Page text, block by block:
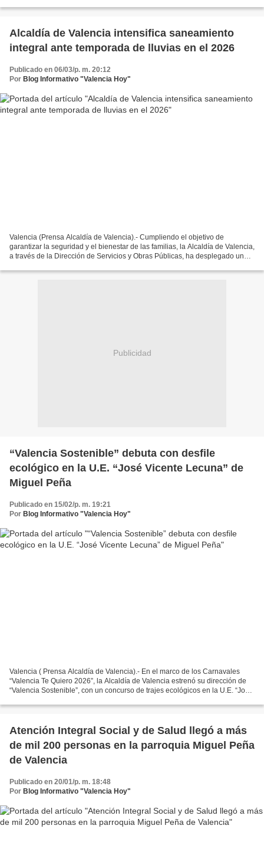
Alcaldía de Valencia intensifica saneamiento
integral ante temporada de lluvias en el 2026
Publicado en 06/03/p. m. 20:12
Por Blog Informativo "Valencia Hoy"
Valencia (Prensa Alcaldía de Valencia).- Cumpliendo el objetivo de
garantizar la seguridad y el bienestar de las familias, la Alcaldía de Valencia,
a través de la Dirección de Servicios y Obras Públicas, ha desplegado una
Publicidad
“Valencia Sostenible” debuta con desfile
ecológico en la U.E. “José Vicente Lecuna” de
Miguel Peña
Publicado en 15/02/p. m. 19:21
Por Blog Informativo "Valencia Hoy"
Valencia ( Prensa Alcaldía de Valencia).- En el marco de los Carnavales
“Valencia Te Quiero 2026”, la Alcaldía de Valencia estrenó su dirección de
“Valencia Sostenible”, con un concurso de trajes ecológicos en la U.E. “José
Atención Integral Social y de Salud llegó a más
de mil 200 personas en la parroquia Miguel Peña
de Valencia
Publicado en 20/01/p. m. 18:48
Por Blog Informativo "Valencia Hoy"